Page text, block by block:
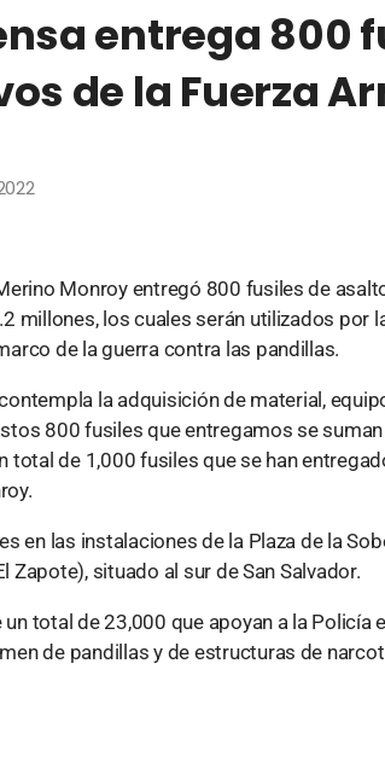
entrega 800
de la Fuerza
Monroy entregó 800 fusiles de
millones, los cuales serán utilizados por
de la guerra contra las pandillas.
la adquisición de material,
800 fusiles que entregamos se
total de 1,000 fusiles que se han
en las instalaciones de la Plaza de la
situado al sur de San Salvador.
total de 23,000 que apoyan a la Policía
de pandillas y de estructuras de